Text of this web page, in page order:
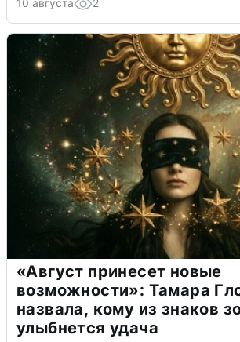
10 августа 2
«Август принесет новые
возможности»: Тамара
назвала, кому из знаков
улыбнется удача